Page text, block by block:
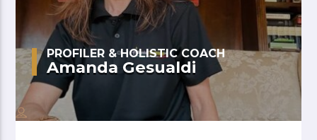
PROFILER & HOLISTIC COACH
Amanda Gesualdi